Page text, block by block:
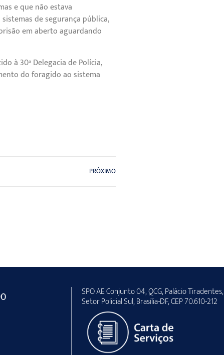
e que não estava
de segurança pública,
em aberto aguardando
à 30ª Delegacia de Polícia,
do foragido ao sistema
PRÓXIMO
SPO AE Conjunto 04, QCG, Palácio Tiradentes,
Setor Policial Sul, Brasília-DF, CEP 70.610-212